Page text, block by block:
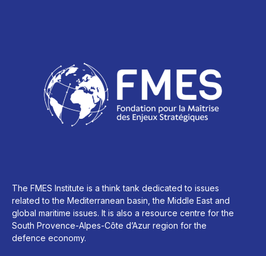
The FMES Institute is a think tank dedicated to issues
related to the Mediterranean basin, the Middle East and
global maritime issues. It is also a resource centre for the
South Provence-Alpes-Côte d’Azur region for the
defence economy.